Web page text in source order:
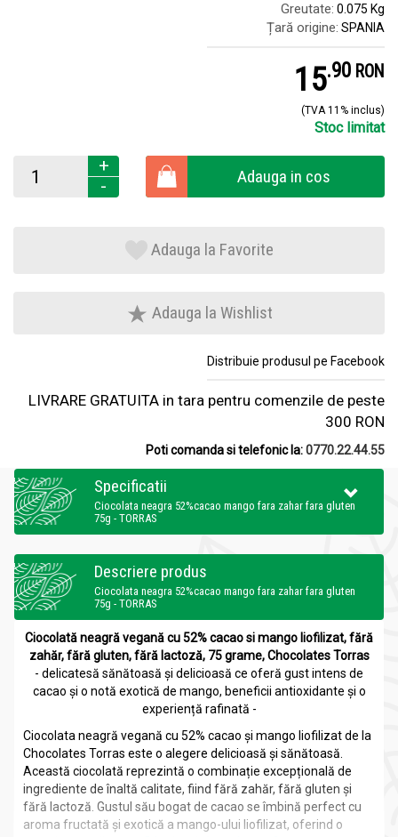
Greutate: 0.075 Kg
Țară origine: SPANIA
15.9 RON
(TVA 11% inclus)
Stoc limitat
+
-
Adauga in cos
Adauga la Favorite
Adauga la Wishlist
Distribuie produsul pe Facebook
LIVRARE GRATUITA in tara pentru comenzile de peste
300 RON
Poti comanda si telefonic la:0770.22.44.55
Specificatii
Ciocolata neagra 52%cacao mango fara zahar fara gluten
75g - TORRAS
Descriere produs
Ciocolata neagra 52%cacao mango fara zahar fara gluten
75g - TORRAS
Ciocolată neagră vegană cu 52% cacao si mango liofilizat, fără
zahăr, fără gluten, fără lactoză, 75 grame, Chocolates Torras
- delicatesă sănătoasă și delicioasă ce oferă gust intens de
cacao și o notă exotică de mango, beneficii antioxidante și o
experiență rafinată -
Ciocolata neagră vegană cu 52% cacao și mango liofilizat de la
Chocolates Torras este o alegere delicioasă și sănătoasă.
Această ciocolată reprezintă o combinație excepțională de
ingrediente de înaltă calitate, fiind fără zahăr, fără gluten și
fără lactoză. Gustul său bogat de cacao se îmbină perfect cu
aroma fructată și exotică a mango-ului liofilizat, oferind o